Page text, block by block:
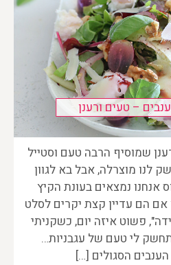
– טעים ורענן
שמוסיף הרבה טעם וסטייל
לנו מוצרלה, אבל בא לגוון
אנחנו נמצאים בעונת הקיץ
הם עדיין קצת יקרים לסלט
פשוט איזה יום, כשקניתי
לי טעם של עגבניות…
הסגולים […]